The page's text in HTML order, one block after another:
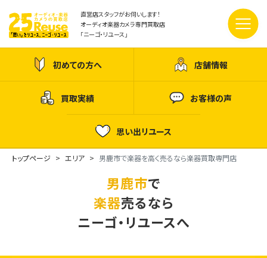
直営店スタッフがお伺いします！
オーディオ楽器カメラ専門買取店
「ニーゴ・リユース」
初めての方へ 店舗情報
買取実績 お客様の声
思い出リユース
トップページ エリア 男鹿市で楽器を高く売るなら楽器買取専門店
男鹿市で
楽器売るなら
ニーゴ・リユースへ